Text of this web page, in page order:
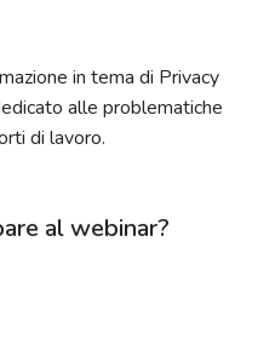
in tema di Privacy
alle problematiche
di lavoro.
al webinar?